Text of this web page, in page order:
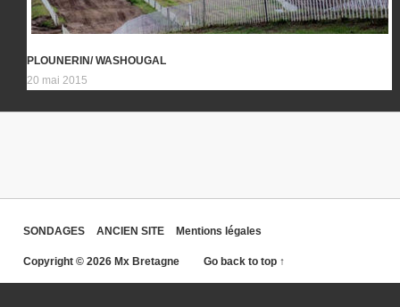
PLOUNERIN/ WASHOUGAL
20 mai 2015
SONDAGES ANCIEN SITE Mentions légales
Copyright © 2026 Mx Bretagne Go back to top ↑